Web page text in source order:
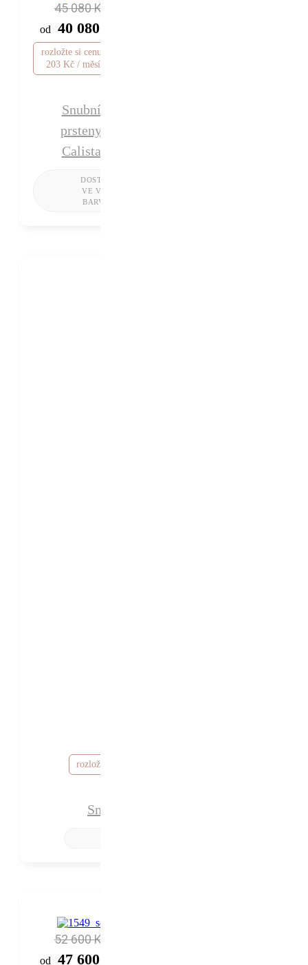
45 080 Kč
od 40 080 Kč
rozložte si cenu od 1
203 Kč / měsíc
Snubní
prsteny
Calista
rozložte si cenu od 1 036 Kč / měsíc
Snubní prsteny Adriana
52 600 Kč
od 47 600 Kč